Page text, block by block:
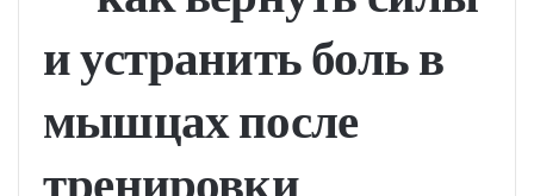
и устранить боль в
мышцах после